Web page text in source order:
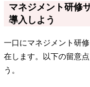
マネジメント研修
導入しよう
一口にマネジメント研
在します。以下の留意
う。